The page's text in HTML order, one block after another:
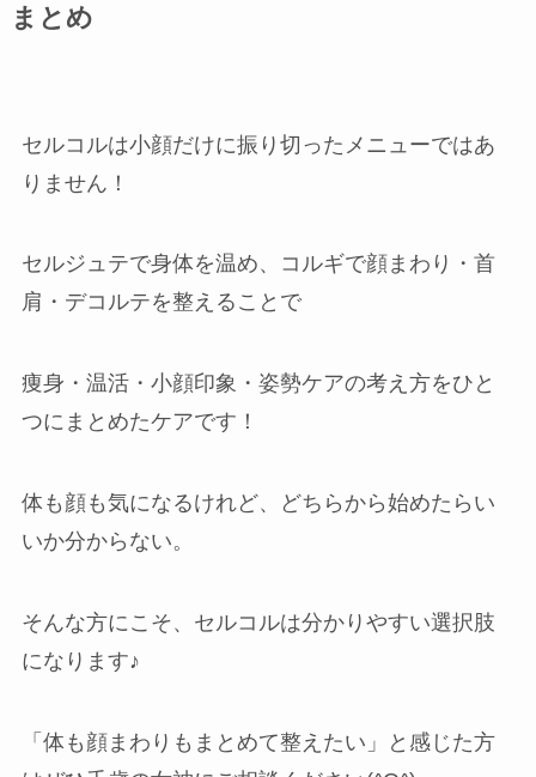
まとめ
セルコルは小顔だけに振り切ったメニューではあ
りません！
セルジュテで身体を温め、コルギで顔まわり・首
肩・デコルテを整えることで
痩身・温活・小顔印象・姿勢ケアの考え方をひと
つにまとめたケアです！
体も顔も気になるけれど、どちらから始めたらい
いか分からない。
そんな方にこそ、セルコルは分かりやすい選択肢
になります♪
「体も顔まわりもまとめて整えたい」と感じた方